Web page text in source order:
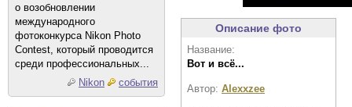
о возобновлении
международного
фотоконкурса Nikon Photo
Contest, который проводится
среди профессиональных...
Nikon
события
Описание фото
Название:
Вот и всё...
Автор: Alexxzee